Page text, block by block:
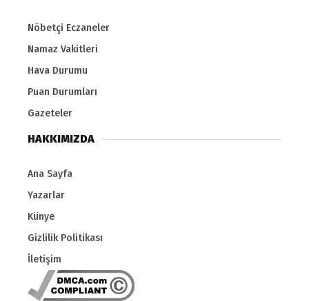
Nöbetçi Eczaneler
Namaz Vakitleri
Hava Durumu
Puan Durumları
Gazeteler
HAKKIMIZDA
Ana Sayfa
Yazarlar
Künye
Gizlilik Politikası
İletişim